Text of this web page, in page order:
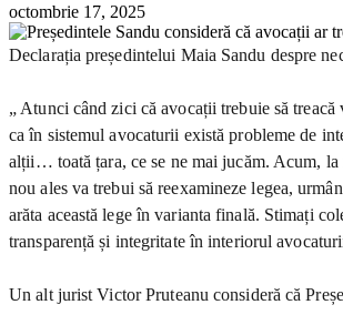
octombrie 17, 2025
Declarația președintelui Maia Sandu despre
„ Atunci când zici că avocații trebuie să
ca în sistemul avocaturii există probleme de
alții… toată țara, ce se ne mai jucăm. Acum, la
nou ales va trebui să reexamineze legea,
arăta această lege în varianta finală. Stimați
transparență și integritate în interiorul
Un alt jurist Victor Pruteanu consideră că